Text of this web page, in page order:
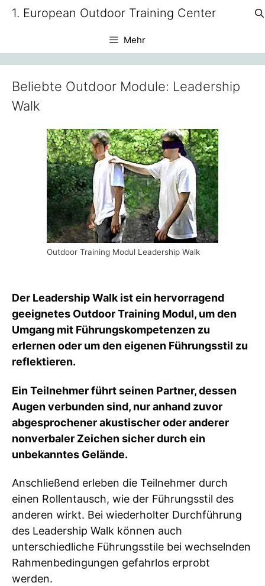
Zum1. European Outdoor Training Center
Mehr
Beliebte Outdoor Module: Leadership
Walk
Outdoor Training Modul Leadership Walk
Der Leadership Walk ist ein hervorragend
geeignetes Outdoor Training Modul, um den
Umgang mit Führungskompetenzen zu
erlernen oder um den eigenen Führungsstil zu
reflektieren.
Ein Teilnehmer führt seinen Partner, dessen
Augen verbunden sind, nur anhand zuvor
abgesprochener akustischer oder anderer
nonverbaler Zeichen sicher durch ein
unbekanntes Gelände.
Anschließend erleben die Teilnehmer durch
einen Rollentausch, wie der Führungsstil des
anderen wirkt. Bei wiederholter Durchführung
des Leadership Walk können auch
unterschiedliche Führungsstile bei wechselnden
Rahmenbedingungen gefahrlos erprobt
werden.